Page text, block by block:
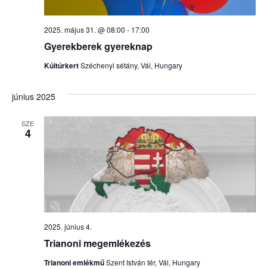
Gyerekberek gyereknap
2025. május 31. @ 08:00 - 17:00
KúltúrkertSzéchenyi sétány, Vál, Hungary
június 2025
SZE
4
Trianoni megemlékezés
2025. június 4.
Trianoni emlékműSzent István tér, Vál, Hungary